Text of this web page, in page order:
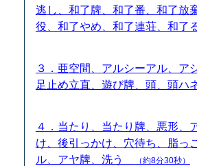
逃し、和了牌、和了番、和了放
役、和了やめ、和了連荘、和了
３．亜空間、アルシーアル、ア
足止め立直、遊び牌、頭、頭ハ
４．当たり、当たり牌、悪形、
け、後引っかけ、穴待ち、脂っ
ル、アヤ牌、洗う
（約8分30秒）